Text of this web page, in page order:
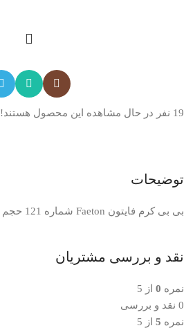
19 نفر در حال مشاهده این محصول هستند!
توضیحات
بی بی کرم فایتون Faeton شماره 121 حجم 40 میل
نقد و بررسی مشتریان
نمره 0 از 5
0 نقد و بررسی
نمره 5 از 5